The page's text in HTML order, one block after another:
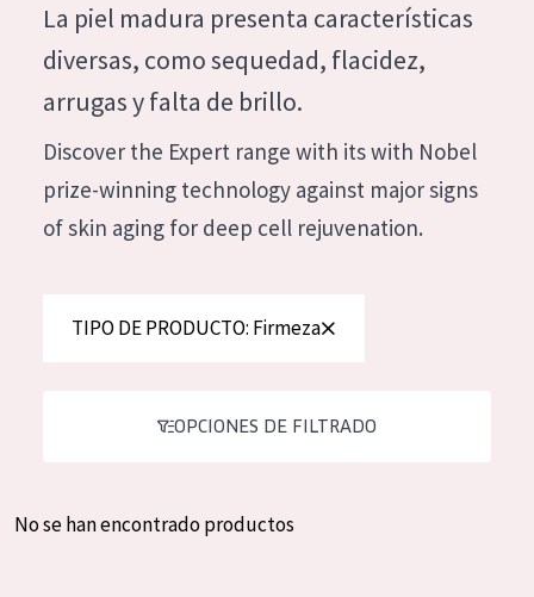
TIPO DE PRODUCTO
Hidratación y luminosidad
Reducción de arrugas
Regeneración
Firmeza
Piel menopáusica
Limpieza
French
Spanish
Greek
La piel madura presenta características
diversas, como sequedad, flacidez,
arrugas y falta de brillo.
Discover the Expert range with its with Nobel
prize-winning technology against major signs
of skin aging for deep cell rejuvenation.
TIPO DE PRODUCTO: Firmeza
OPCIONES DE FILTRADO
No se han encontrado productos